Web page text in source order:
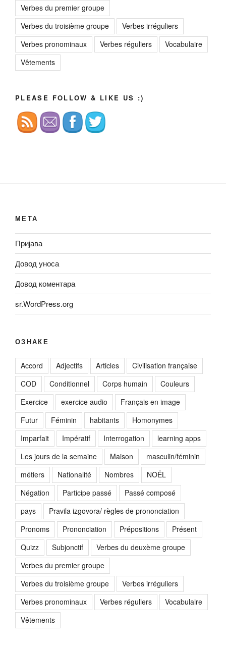
Verbes du premier groupe
Verbes du troisième groupe
Verbes irréguliers
Verbes pronominaux
Verbes réguliers
Vocabulaire
Vêtements
PLEASE FOLLOW & LIKE US :)
МЕТА
Пријава
Довод уноса
Довод коментара
sr.WordPress.org
ОЗНАКЕ
Accord Adjectifs Articles
Civilisation française
COD
Conditionnel Corps humain
Couleurs
Exercice
exercice audio
Français en image
Futur
Féminin habitants
Homonymes
Imparfait
Impératif Interrogation
learning apps
Les jours de la semaine
Maison
masculin/féminin
métiers
Nationalité Nombres
NOËL
Négation
Participe passé
Passé composé
pays
Pravila izgovora/ règles de prononciation
Pronoms
Prononciation Prépositions
Présent
Quizz
Subjonctif
Verbes du deuxème groupe
Verbes du premier groupe
Verbes du troisième groupe
Verbes irréguliers
Verbes pronominaux
Verbes réguliers
Vocabulaire
Vêtements